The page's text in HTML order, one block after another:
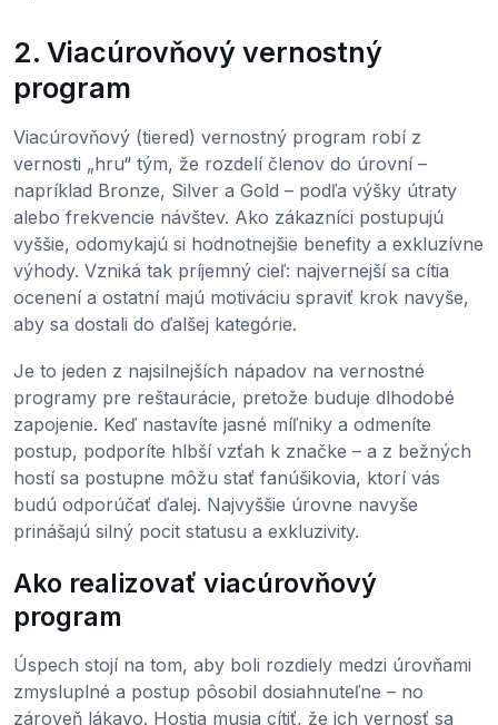
2. Viacúrovňový vernostný
program
Viacúrovňový (tiered) vernostný program robí z
vernosti „hru“ tým, že rozdelí členov do úrovní –
napríklad Bronze, Silver a Gold – podľa výšky útraty
alebo frekvencie návštev. Ako zákazníci postupujú
vyššie, odomykajú si hodnotnejšie benefity a exkluzívne
výhody. Vzniká tak príjemný cieľ: najvernejší sa cítia
ocenení a ostatní majú motiváciu spraviť krok navyše,
aby sa dostali do ďalšej kategórie.
Je to jeden z najsilnejších nápadov na vernostné
programy pre reštaurácie, pretože buduje dlhodobé
zapojenie. Keď nastavíte jasné míľniky a odmeníte
postup, podporíte hlbší vzťah k značke – a z bežných
hostí sa postupne môžu stať fanúšikovia, ktorí vás
budú odporúčať ďalej. Najvyššie úrovne navyše
prinášajú silný pocit statusu a exkluzivity.
Ako realizovať viacúrovňový
program
Úspech stojí na tom, aby boli rozdiely medzi úrovňami
zmysluplné a postup pôsobil dosiahnuteľne – no
zároveň lákavo. Hostia musia cítiť, že ich vernosť sa